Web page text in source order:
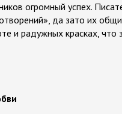
огромный успех.
да зато их
и радужных красках, что